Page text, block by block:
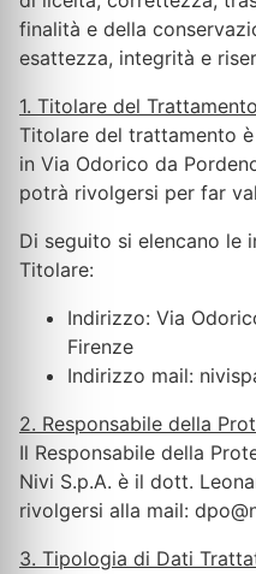
finalità e della
esattezza, integrità e
1. Titolare del Trattamento
Titolare del trattamento
in Via Odorico da
potrà rivolgersi per far
Di seguito si elencano le
Titolare:
Indirizzo: Via
Firenze
Indirizzo mail:
2. Responsabile della
Il Responsabile della
Nivi S.p.A. è il dott.
rivolgersi alla mail:
3. Tipologia di Dati